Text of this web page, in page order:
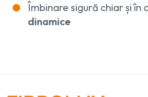
Îmbinare sigură chiar și în
dinamice